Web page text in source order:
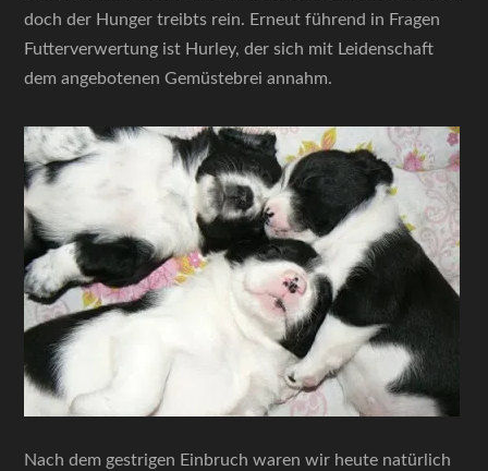
doch der Hunger treibts rein. Erneut führend in Fragen
Futterverwertung ist Hurley, der sich mit Leidenschaft
dem angebotenen Gemüstebrei annahm.
Nach dem gestrigen Einbruch waren wir heute natürlich